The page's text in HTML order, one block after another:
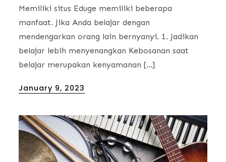
Memiliki situs Eduge memiliki beberapa
manfaat. Jika Anda belajar dengan
mendengarkan orang lain bernyanyi. 1. Jadikan
belajar lebih menyenangkan Kebosanan saat
belajar merupakan kenyamanan […]
Posted
January 9, 2023